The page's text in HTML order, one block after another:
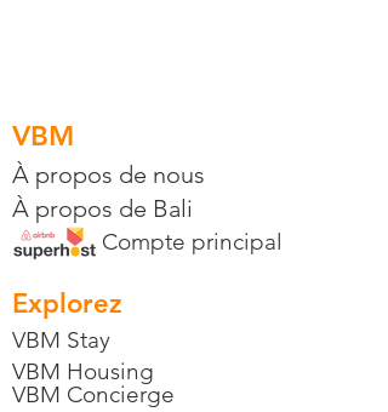
VBM
À propos de nous
À propos de Bali
Compte principal
Explorez
VBM Stay
VBM Housing
VBM Concierge